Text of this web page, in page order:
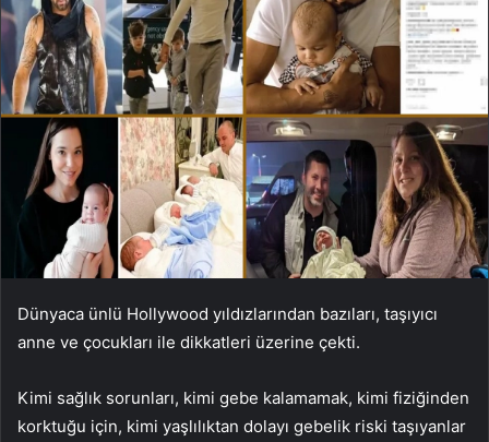
Dünyaca ünlü Hollywood yıldızlarından bazıları, taşıyıcı
anne ve çocukları ile dikkatleri üzerine çekti.
Kimi sağlık sorunları, kimi gebe kalamamak, kimi fiziğinden
korktuğu için, kimi yaşlılıktan dolayı gebelik riski taşıyanlar